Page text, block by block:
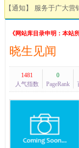
【通知】 服务于广大
《网站库目录申明：本站
晓生见闻
1481
人气指数
0
PageRank